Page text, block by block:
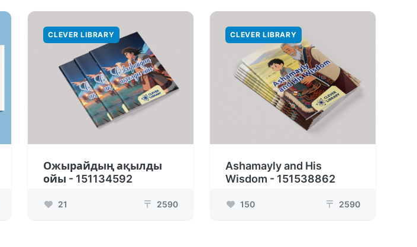
CLEVER LIBRARY
Ожырайдың ақылды
ойы - 151134592
21 ₸ 2590
CLEVER LIBRARY
Ashamayly and His
Wisdom - 151538862
150 ₸ 2590